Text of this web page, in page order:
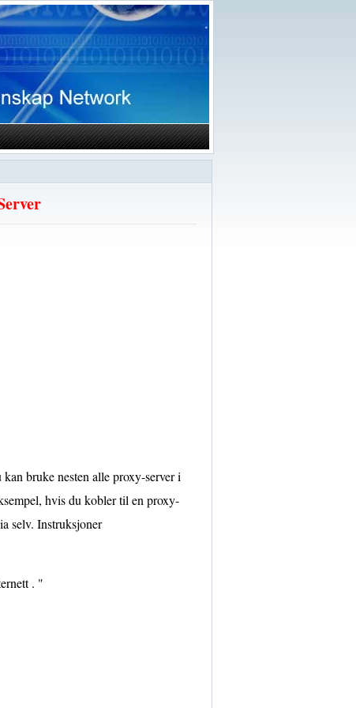
bruke nesten alle proxy-server i
hvis du kobler til en proxy-
selv. Instruksjoner
. "